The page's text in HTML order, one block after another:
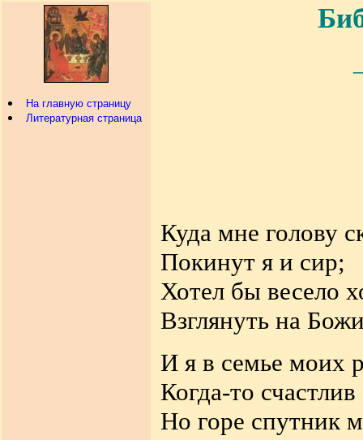
На главную страницу
Литературная страница
Куда мне голову
Покинут я и сир;
Хотел бы весело
Взглянуть на
И я в семье моих
Когда-то
Но горе спутник